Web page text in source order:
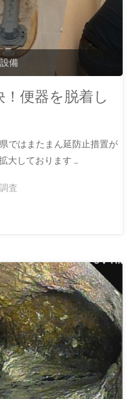
備
！便器を脱着し
ではまたまん延防止措置が
大しております …
調査